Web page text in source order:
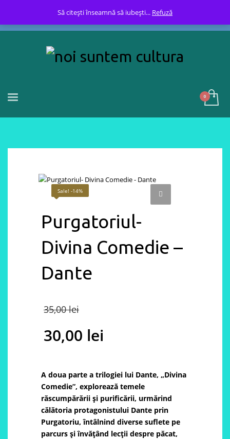
Sale! -14%
Purgatoriul-
Divina Comedie –
Dante
35,00lei
price
35,00 lei.
30,00 lei
price
is:
30,00 lei.
A doua parte a trilogiei lui Dante, „Divina
Comedie”, explorează temele
răscumpărării și purificării, urmărind
călătoria protagonistului Dante prin
Purgatoriu, întâlnind diverse suflete pe
parcurs și învățând lecții despre păcat,
Să citești înseamnă să iubești... Refuză